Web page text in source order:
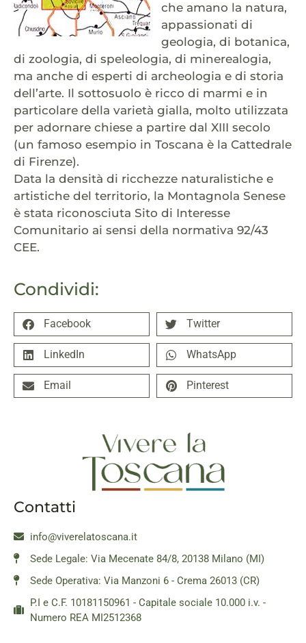
Condividi:
Facebook Twitter
LinkedIn WhatsApp
Email Pinterest
che amano la natura,
appassionati di
geologia, di botanica,
di zoologia, di speleologia, di minerealogia,
ma anche di esperti di archeologia e di storia
dell’arte. Il sottosuolo è ricco di marmi e in
particolare della varietà gialla, molto utilizzata
per adornare chiese a partire dal XIII secolo
(un famoso esempio in Toscana è la Cattedrale
di Firenze).
Data la densità di ricchezze naturalistiche e
artistiche del territorio, la Montagnola Senese
è stata riconosciuta Sito di Interesse
Comunitario ai sensi della normativa 92/43
CEE.
Contatti
info@viverelatoscana.it
Sede Legale: Via Mecenate 84/8, 20138 Milano (MI)
Sede Operativa: Via Manzoni 6 - Crema 26013 (CR)
P.I e C.F. 10181150961 - Capitale sociale 10.000 i.v. -
Numero REA MI2512368